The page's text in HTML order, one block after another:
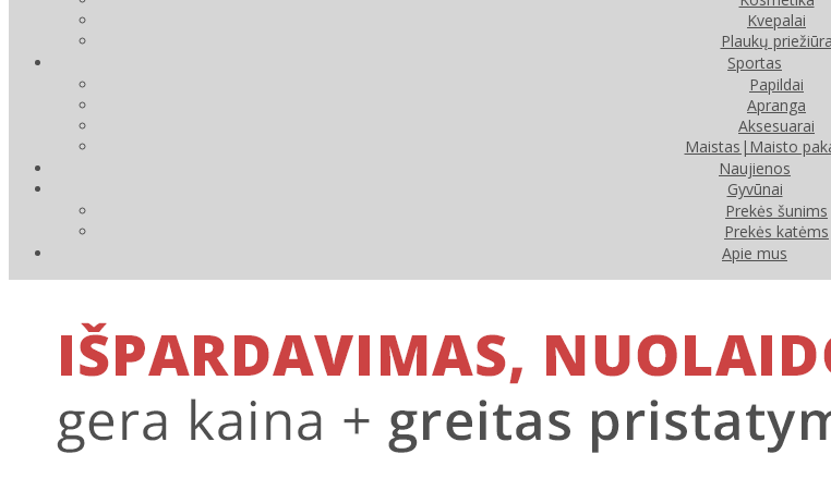
Kvepalai
Plaukų priežiūra
Sportas
Papildai
Apranga
Aksesuarai
Maistas|Maisto
Naujienos
Gyvūnai
Prekės šunims
Prekės katėms
Apie mus